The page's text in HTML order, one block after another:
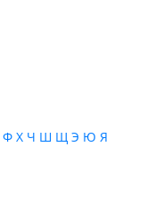
Ф Х Ч Ш Щ Э Ю Я